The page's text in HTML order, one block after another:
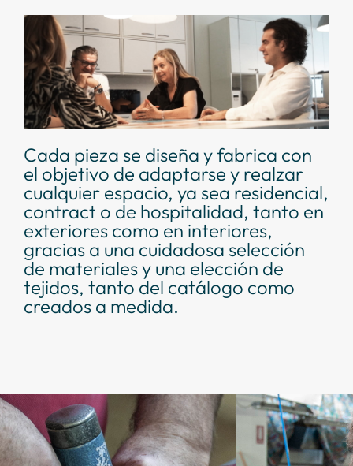
Cada pieza se diseña y fabrica con
el objetivo de adaptarse y realzar
cualquier espacio, ya sea residencial,
contract o de hospitalidad, tanto en
exteriores como en interiores,
gracias a una cuidadosa selección
de materiales y una elección de
tejidos, tanto del catálogo como
creados a medida.